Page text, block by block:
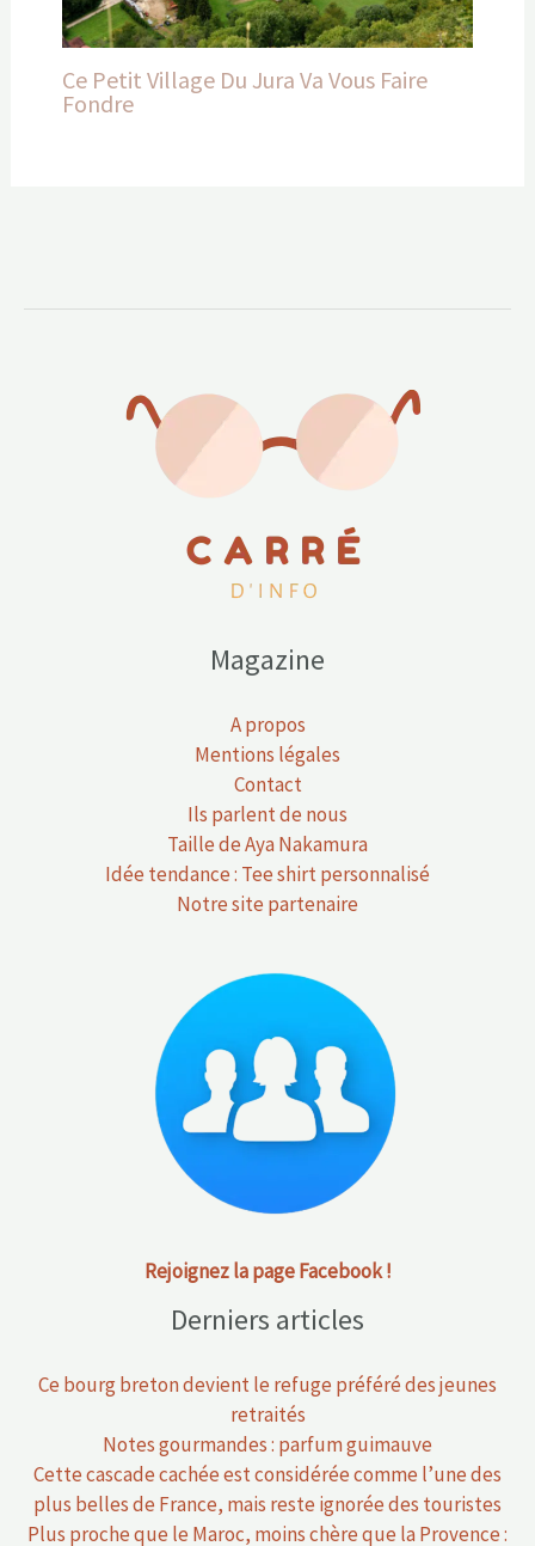
Ce Petit Village Du Jura Va Vous Faire
Fondre
Magazine
A propos
Mentions légales
Contact
Ils parlent de nous
Taille de Aya Nakamura
Idée tendance : Tee shirt personnalisé
Notre site partenaire
Rejoignez la page Facebook !
Derniers articles
Ce bourg breton devient le refuge préféré des jeunes
retraités
Notes gourmandes : parfum guimauve
Cette cascade cachée est considérée comme l’une des
plus belles de France, mais reste ignorée des touristes
Plus proche que le Maroc, moins chère que la Provence :